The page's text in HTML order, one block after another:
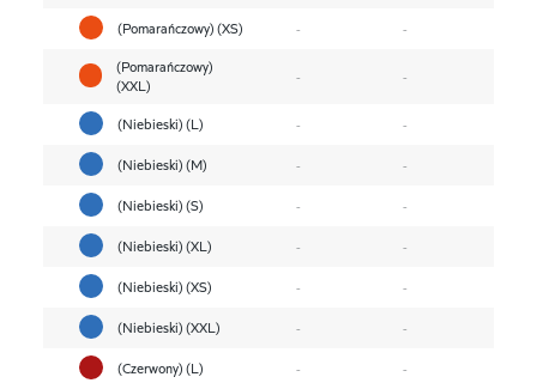
(Pomarańczowy) (XS)
-
-
(Pomarańczowy)
(XXL)
- -
(Niebieski) (L) -
-
(Niebieski) (M)
-
-
(Niebieski) (S)
-
-
(Niebieski) (XL)
-
-
(Niebieski) (XS)
-
-
(Niebieski) (XXL)
-
-
(Czerwony) (L)
-
-